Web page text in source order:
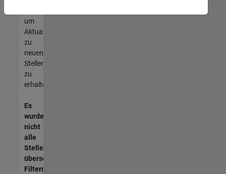
um
Aktualisierungen
zu
neuen
Stellenangeboten
zu
erhalten.
Es
wurden
nicht
alle
Stellen
übersetzt.
Filtern